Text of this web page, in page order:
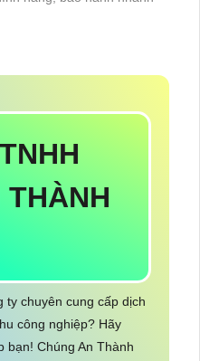
THÀNH
ty chuyên cung cấp dịch
công nghiệp? Hãy
bạn! Chúng An Thành